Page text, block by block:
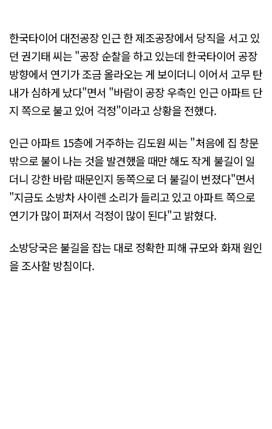
한국타이어 대전공장 인근 한 제조공장에서 당직을 서고 있
던 권기태 씨는 "공장 순찰을 하고 있는데 한국타이어 공장
방향에서 연기가 조금 올라오는 게 보이더니 이어서 고무 탄
내가 심하게 났다"면서 "바람이 공장 우측인 인근 아파트 단
지 쪽으로 불고 있어 걱정"이라고 상황을 전했다.
인근 아파트 15층에 거주하는 김도원 씨는 "처음에 집 창문
밖으로 불이 나는 것을 발견했을 때만 해도 작게 불길이 일
더니 강한 바람 때문인지 동쪽으로 더 불길이 번졌다"면서
"지금도 소방차 사이렌 소리가 들리고 있고 아파트 쪽으로
연기가 많이 퍼져서 걱정이 많이 된다"고 밝혔다.
소방당국은 불길을 잡는 대로 정확한 피해 규모와 화재 원인
을 조사할 방침이다.